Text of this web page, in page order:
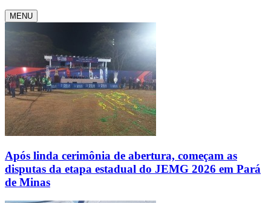
MENU
Após linda cerimônia de abertura, começam as
disputas da etapa estadual do JEMG 2026 em Pará
de Minas